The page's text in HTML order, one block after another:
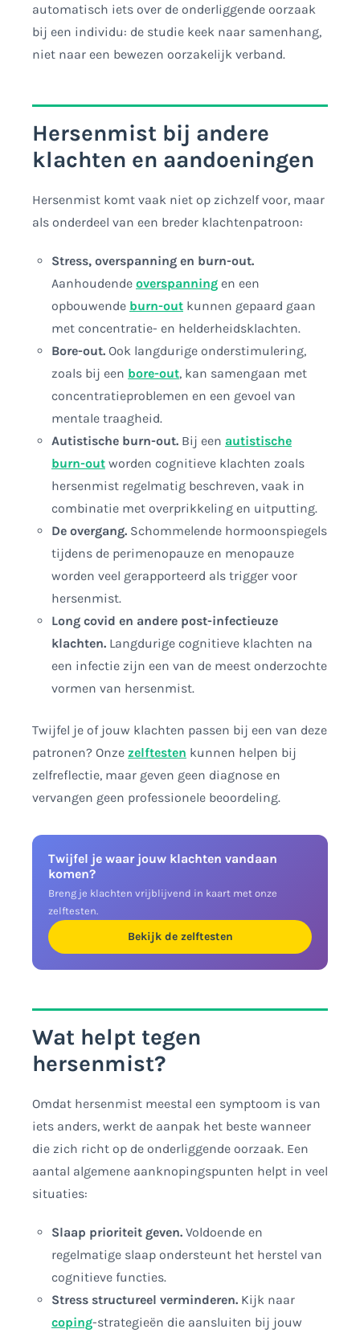
automatisch iets over de onderliggende oorzaak
bij een individu: de studie keek naar samenhang,
niet naar een bewezen oorzakelijk verband.
Hersenmist bij andere
klachten en aandoeningen
Hersenmist komt vaak niet op zichzelf voor, maar
als onderdeel van een breder klachtenpatroon:
Stress, overspanning en burn-out.
Aanhoudende overspanning en een
opbouwende burn-out kunnen gepaard gaan
met concentratie- en helderheidsklachten.
Bore-out. Ook langdurige onderstimulering,
zoals bij een bore-out, kan samengaan met
concentratieproblemen en een gevoel van
mentale traagheid.
Autistische burn-out. Bij een autistische
burn-out worden cognitieve klachten zoals
hersenmist regelmatig beschreven, vaak in
combinatie met overprikkeling en uitputting.
De overgang. Schommelende hormoonspiegels
tijdens de perimenopauze en menopauze
worden veel gerapporteerd als trigger voor
hersenmist.
Long covid en andere post-infectieuze
klachten. Langdurige cognitieve klachten na
een infectie zijn een van de meest onderzochte
vormen van hersenmist.
Twijfel je of jouw klachten passen bij een van deze
patronen? Onze zelftesten kunnen helpen bij
zelfreflectie, maar geven geen diagnose en
vervangen geen professionele beoordeling.
Twijfel je waar jouw klachten vandaan
komen?
Breng je klachten vrijblijvend in kaart met onze
zelftesten.
Bekijk de zelftesten
Wat helpt tegen
hersenmist?
Omdat hersenmist meestal een symptoom is van
iets anders, werkt de aanpak het beste wanneer
die zich richt op de onderliggende oorzaak. Een
aantal algemene aanknopingspunten helpt in veel
situaties:
Slaap prioriteit geven. Voldoende en
regelmatige slaap ondersteunt het herstel van
cognitieve functies.
Stress structureel verminderen. Kijk naar
coping-strategieën die aansluiten bij jouw